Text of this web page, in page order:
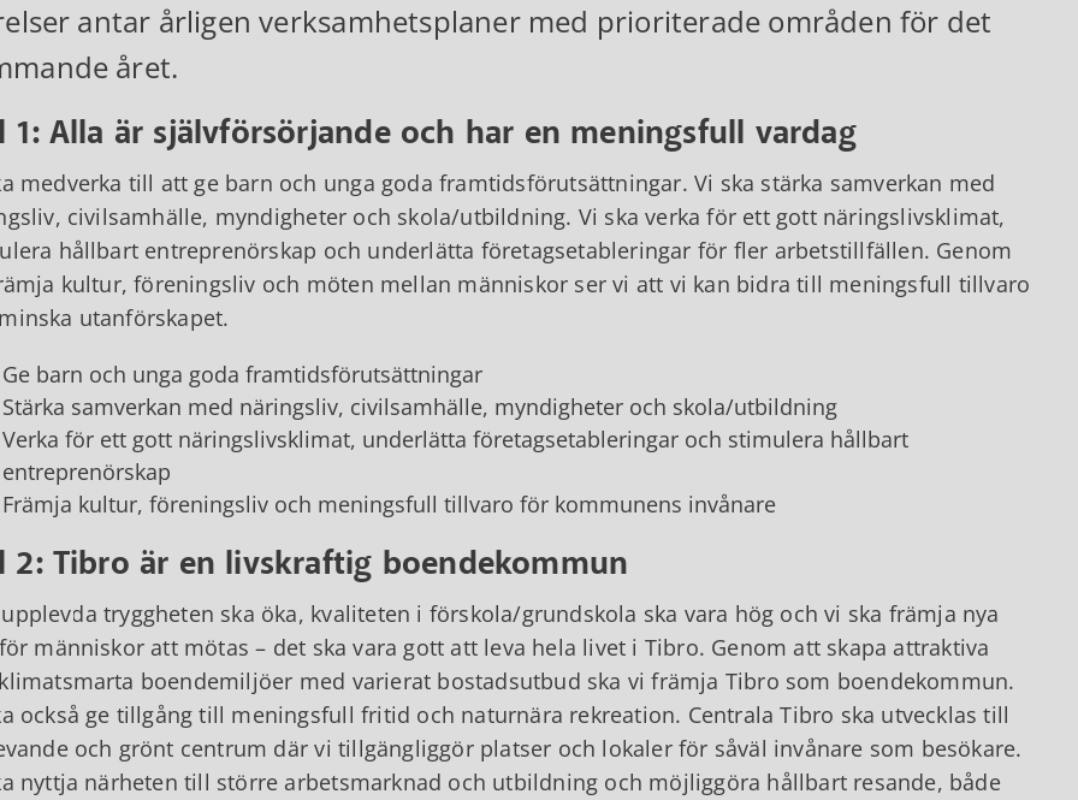
antar årligen verksamhetsplaner med prioriterade områden för det
året.
1: Alla är självförsörjande och har en meningsfull vardag
medverka till att ge barn och unga goda framtidsförutsättningar. Vi ska stärka samverkan med
civilsamhälle, myndigheter och skola/utbildning. Vi ska verka för ett gott näringslivsklimat,
hållbart entreprenörskap och underlätta företagsetableringar för fler arbetstillfällen. Genom
kultur, föreningsliv och möten mellan människor ser vi att vi kan bidra till meningsfull tillvaro
utanförskapet.
Ge barn och unga goda framtidsförutsättningar
Stärka samverkan med näringsliv, civilsamhälle, myndigheter och skola/utbildning
Verka för ett gott näringslivsklimat, underlätta företagsetableringar och stimulera hållbart
entreprenörskap
Främja kultur, föreningsliv och meningsfull tillvaro för kommunens invånare
2: Tibro är en livskraftig boendekommun
tryggheten ska öka, kvaliteten i förskola/grundskola ska vara hög och vi ska främja nya
människor att mötas – det ska vara gott att leva hela livet i Tibro. Genom att skapa attraktiva
boendemiljöer med varierat bostadsutbud ska vi främja Tibro som boendekommun.
också ge tillgång till meningsfull fritid och naturnära rekreation. Centrala Tibro ska utvecklas till
och grönt centrum där vi tillgängliggör platser och lokaler för såväl invånare som besökare.
nyttja närheten till större arbetsmarknad och utbildning och möjliggöra hållbart resande, både